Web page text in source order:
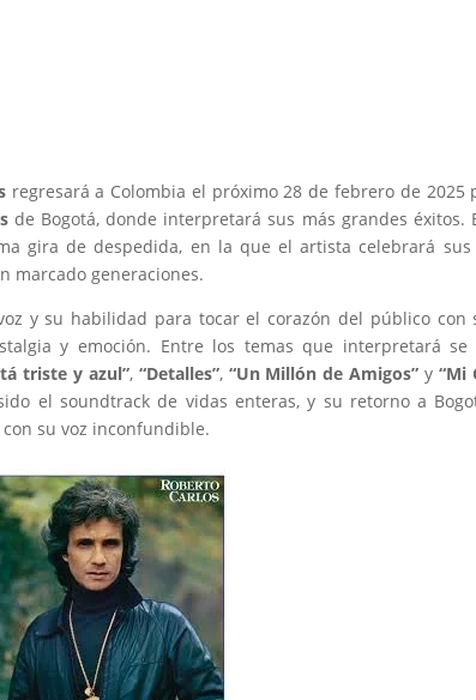
regresará a Colombia el próximo 28 de febrero de 2025
de Bogotá, donde interpretará sus más grandes éxitos.
gira de despedida, en la que el artista celebrará sus
marcado generaciones.
y su habilidad para tocar el corazón del público con
y emoción. Entre los temas que interpretará se
triste y azul”, “Detalles”, “Un Millón de Amigos” y“Mi
el soundtrack de vidas enteras, y su retorno a
su voz inconfundible.